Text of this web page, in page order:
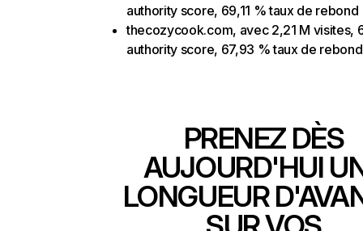
authority score, 69,11 % taux de rebond
thecozycook.com, avec 2,21 M visites,
authority score, 67,93 % taux de rebond
PRENEZ DÈS
AUJOURD'HUI
LONGUEUR